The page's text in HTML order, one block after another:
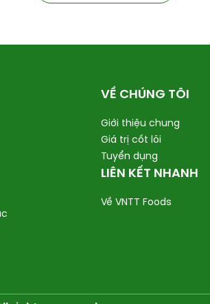
VỀ CHÚNG TÔI
Giới thiệu chung
Giá trị cốt lõi
Tuyển dụng
LIÊN KẾT NHANH
Về VNTT Foods